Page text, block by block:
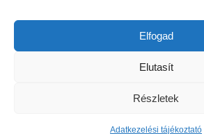
Elfogad
Elutasít
Részletek
Adatkezelési tájékoztató
06-66/483-100